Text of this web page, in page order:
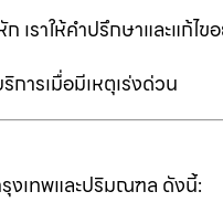
เราให้คำปรึกษาและแก้ไข
ารเมื่อมีเหตุเร่งด่วน
งเทพและปริมณฑล ดังนี้: